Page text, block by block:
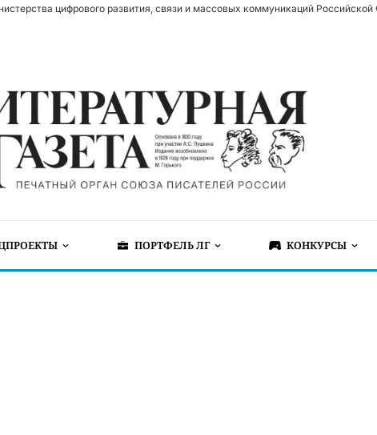
цифрового развития, связи и массовых коммуникаций Российской
ПОРТФЕЛЬ ЛГ КОНКУРСЫ